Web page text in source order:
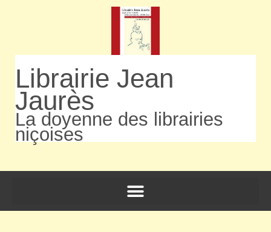
Librairie Jean
Jaurès
La doyenne des librairies
niçoises